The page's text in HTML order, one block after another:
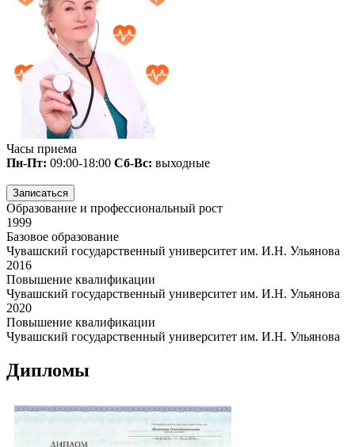
Часы приема
Пн-Пт: 09:00-18:00 Сб-Вс: выходные
Записаться
Образование и профессиональный рост
1999
Базовое образование
Чувашский государственный университет им. И.Н. Ульянова
2016
Повышение квалификации
Чувашский государственный университет им. И.Н. Ульянова
2020
Повышение квалификации
Чувашский государственный университет им. И.Н. Ульянова
Дипломы